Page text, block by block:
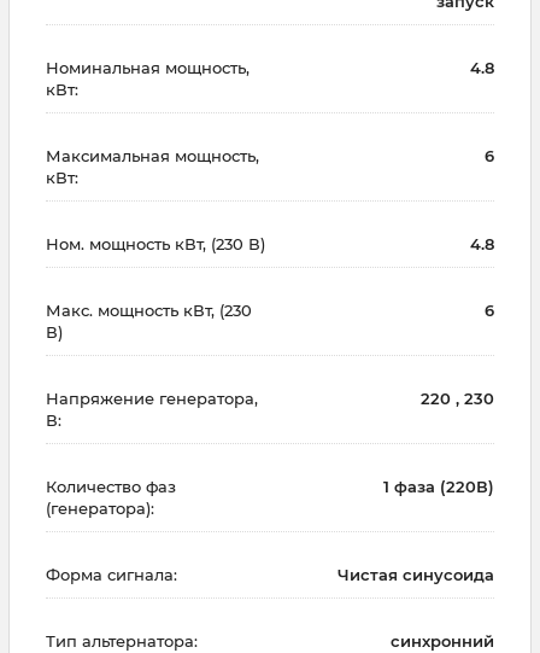
Номинальная мощность,
кВт:
4.8
Максимальная мощность,
кВт:
6
Ном. мощность кВт, (230 В) 4.8
Макс. мощность кВт, (230
В)
6
Напряжение генератора,
В:
220 , 230
Количество фаз
(генератора):
1 фаза (220В)
Форма сигнала: Чистая синусоида
Тип альтернатора: синхронний